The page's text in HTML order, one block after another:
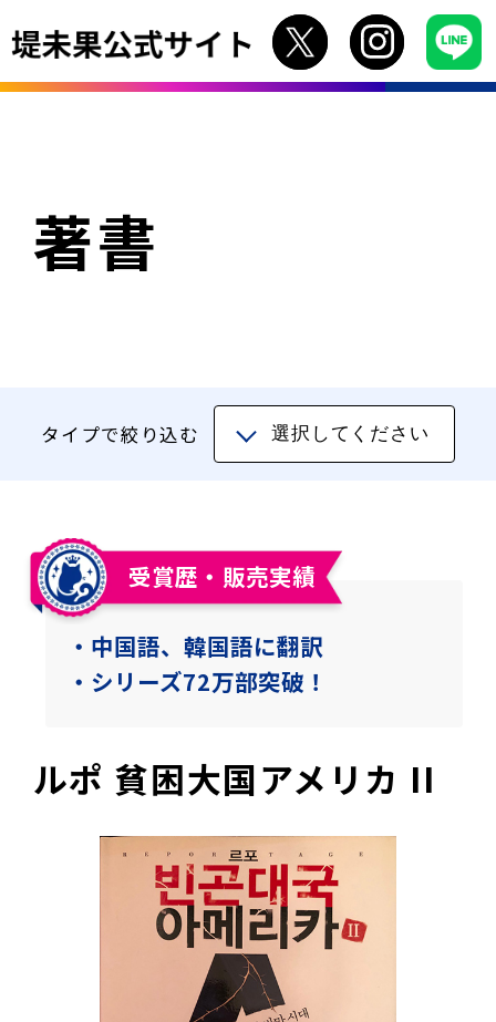
著書
タイプで絞り込む
受賞歴・販売実績
・中国語、韓国語に翻訳
・シリーズ72万部突破！
ルポ 貧困大国アメリカ II